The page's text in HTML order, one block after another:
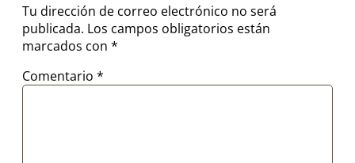
Tu dirección de correo electrónico no será
publicada. Los campos obligatorios están
marcados con *
Comentario *